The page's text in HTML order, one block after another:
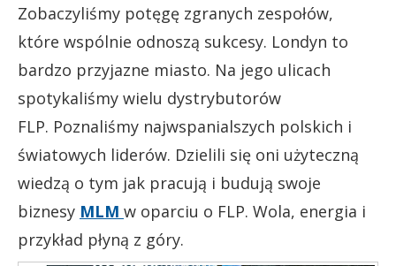
Zobaczyliśmy potęgę zgranych zespołów,
które wspólnie odnoszą sukcesy. Londyn to
bardzo przyjazne miasto. Na jego ulicach
spotykaliśmy wielu dystrybutorów
FLP. Poznaliśmy najwspanialszych polskich i
światowych liderów. Dzielili się oni użyteczną
wiedzą o tym jak pracują i budują swoje
biznesy MLM w oparciu o FLP. Wola, energia i
przykład płyną z góry.